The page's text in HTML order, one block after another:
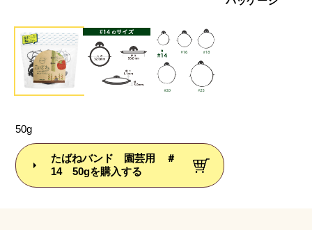
50g
たばねバンド 園芸用 ＃
14 50gを購入する